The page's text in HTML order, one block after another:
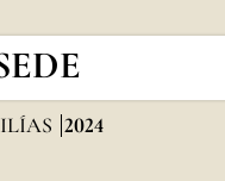
2024